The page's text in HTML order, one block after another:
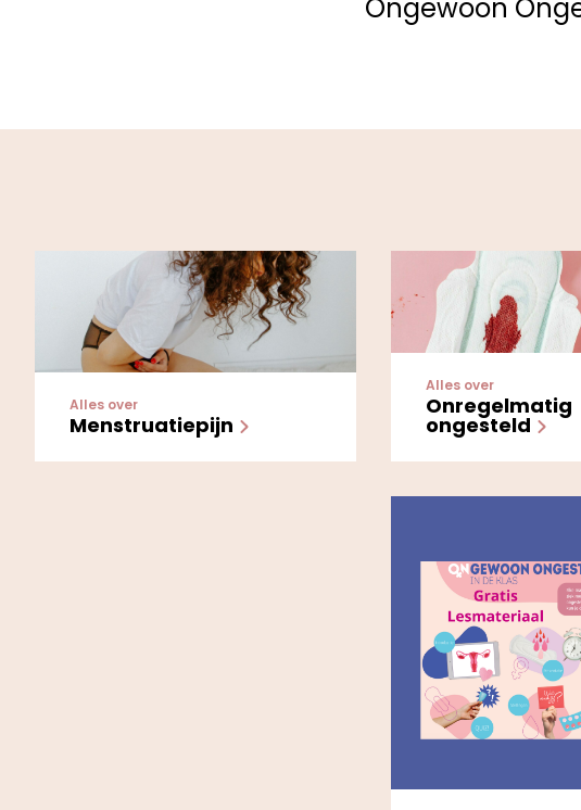
Ongewoon
Alles over
Menstruatiepijn
Alles over
Onregelmatig
ongesteld